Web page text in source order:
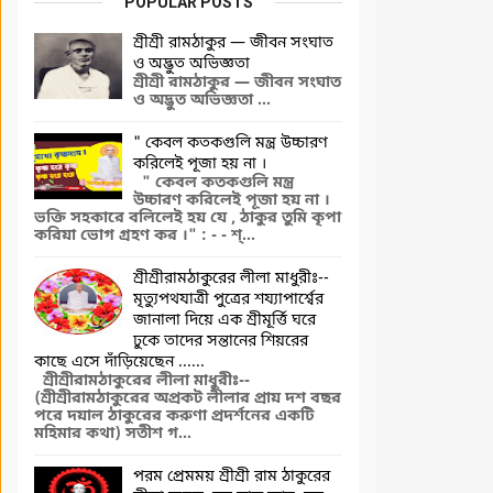
শ্রীশ্রী রামঠাকুর — জীবন সংঘাত
ও অদ্ভুত অভিজ্ঞতা
শ্রীশ্রী রামঠাকুর — জীবন সংঘাত
ও অদ্ভুত অভিজ্ঞতা ...
" কেবল কতকগুলি মন্ত্র উচ্চারণ
করিলেই পূজা হয় না ।
" কেবল কতকগুলি মন্ত্র
উচ্চারণ করিলেই পূজা হয় না ।
ভক্তি সহকারে বলিলেই হয় যে , ঠাকুর তুমি কৃপা
করিয়া ভোগ গ্রহণ কর ।" : - - শ্...
শ্রীশ্রীরামঠাকুরের লীলা মাধুরীঃ--
মৃত্যুপথযাত্রী পুত্রের শয্যাপার্শ্বের
জানালা দিয়ে এক শ্রীমূর্ত্তি ঘরে
ঢুকে তাদের সন্তানের শিয়রের
কাছে এসে দাঁড়িয়েছেন ......
শ্রীশ্রীরামঠাকুরের লীলা মাধুরীঃ--
(শ্রীশ্রীরামঠাকুরের অপ্রকট লীলার প্রায় দশ বছর
পরে দয়াল ঠাকুরের করুণা প্রদর্শনের একটি
মহিমার কথা) সতীশ গ...
পরম প্রেমময় শ্রীশ্রী রাম ঠাকুরের